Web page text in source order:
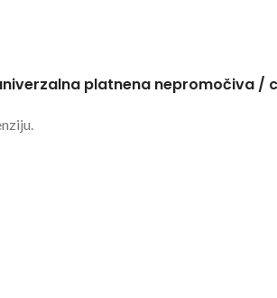
platnena nepromočiva /